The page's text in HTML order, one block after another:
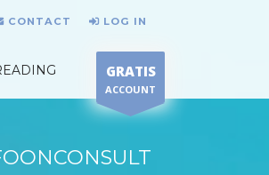
CONTACT LOG IN
GRATIS
ACCOUNT